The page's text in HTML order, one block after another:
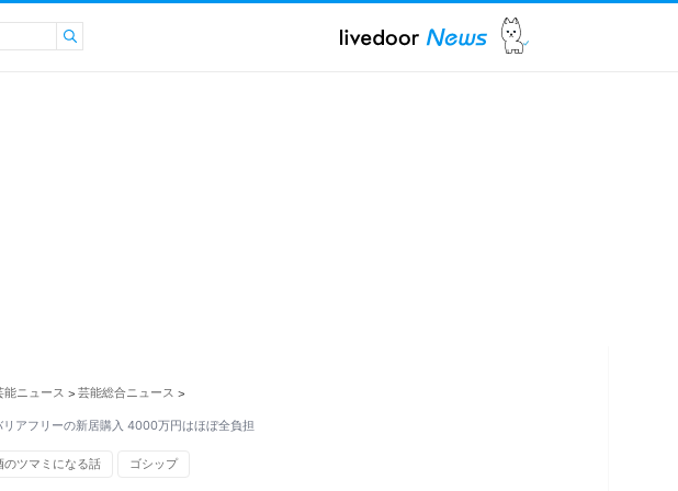
能ニュース > 芸能総合ニュース >
アフリーの新居購入 4000万円はほぼ全負担
のツマミになる話 ゴシップ